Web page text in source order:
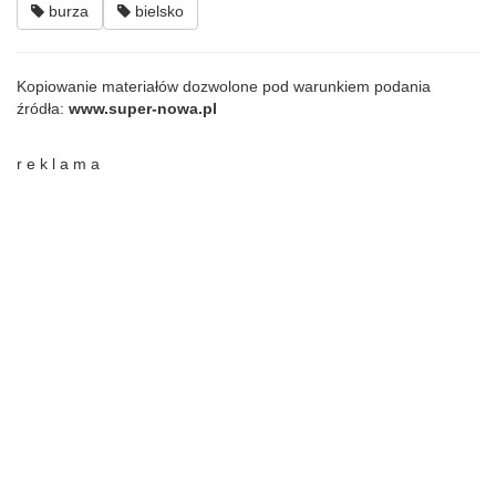
burza bielsko
Kopiowanie materiałów dozwolone pod warunkiem podania
źródła: www.super-nowa.pl
r e k l a m a